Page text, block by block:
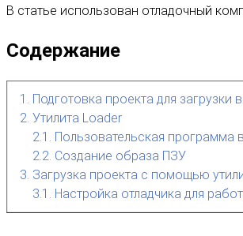
В статье использован отладочный
Содержание
1. Подготовка проекта для загрузки
2. Утилита Loader
2.1. Пользовательская программа
2.2. Создание образа ПЗУ
3. Загрузка проекта с помощью
3.1. Настройка отладчика для